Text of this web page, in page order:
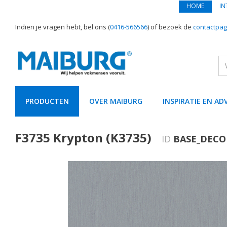
HOME
Indien je vragen hebt, bel ons (0416-566566) of bezoek de
PRODUCTEN OVER MAIBURG INSPIRATIE EN
F3735 Krypton (K3735) ID